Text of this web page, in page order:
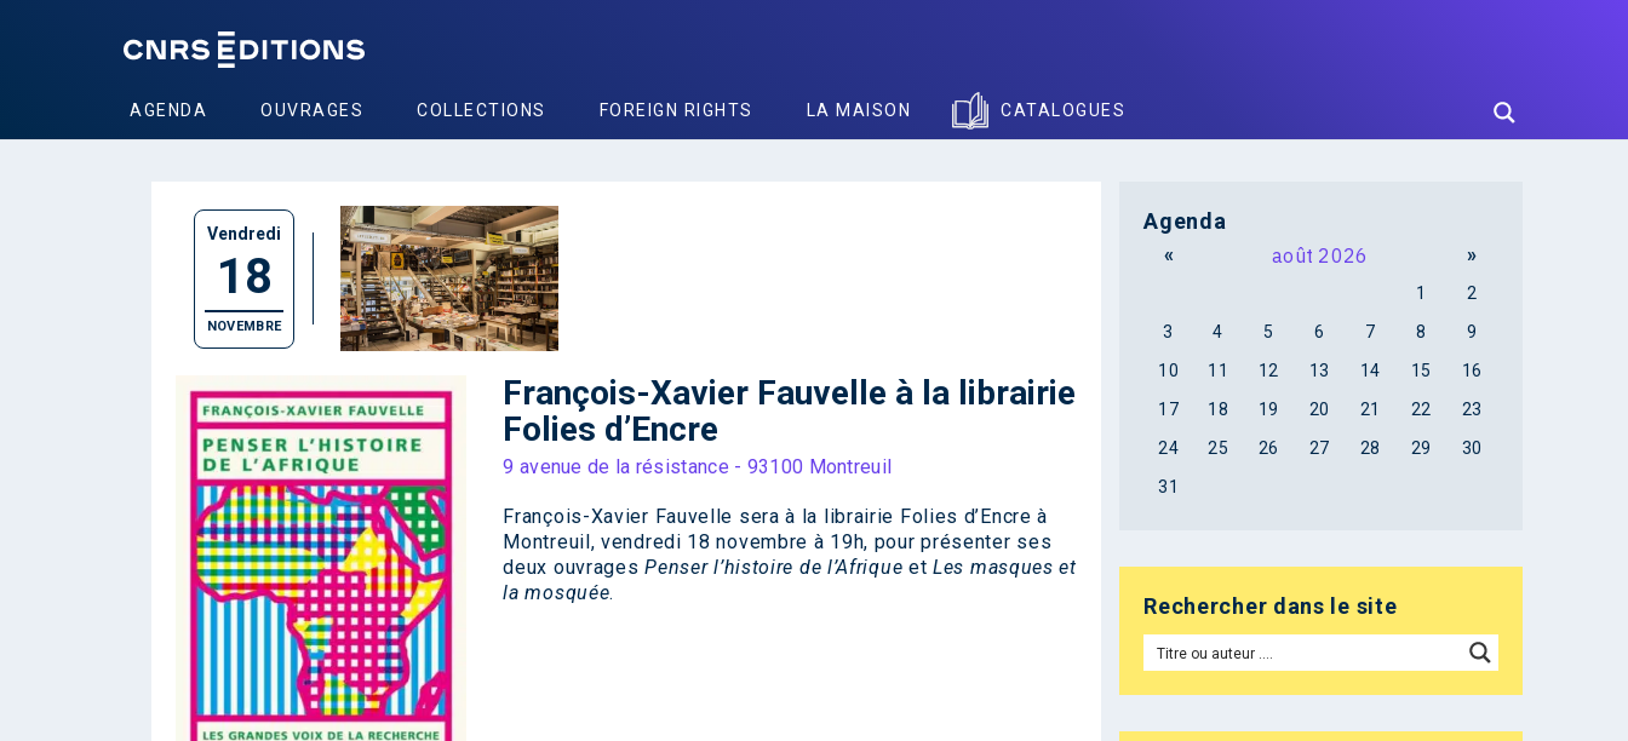
AGENDA OUVRAGES COLLECTIONS FOREIGN RIGHTS LA MAISON CATALOGUES
Vendredi
18
NOVEMBRE
François-Xavier Fauvelle à la librairie
Folies d’Encre
9 avenue de la résistance - 93100 Montreuil
François-Xavier Fauvelle sera à la librairie Folies d’Encre à
Montreuil, vendredi 18 novembre à 19h, pour présenter ses
deux ouvragesPenser l’histoire de l’Afrique etLes masques et
la mosquée.
Agenda
« août 2026 »
1
2
3
4 5 6 7 8
9
10
11 12 13 14 15
16
17
18 19 20 21 22
23
24
25 26 27 28 29
30
31
Rechercher dans le site